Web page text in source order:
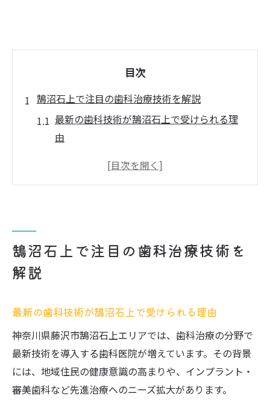
目次
鵠沼石上で注目の歯科治療技術を解説
最新の歯科技術が鵠沼石上で受けられる理
由
歯科医院選びで重視したい技術力の違い
インプラント治療を安心して任せる歯科の
ポイント
藤沢エリアで注目のインプラント対応歯科
高度インプラント歯科が実践する最新療法
とは
歯科でのインプラント相談の進め方と注意
鵠沼石上で注目の歯科治療技術を
解説
最新の歯科技術が鵠沼石上で受けられる理由
神奈川県藤沢市鵠沼石上エリアでは、歯科治療の分野で
最新技術を導入する歯科医院が増えています。その背景
には、地域住民の健康意識の高まりや、インプラント・
審美歯科など先進治療へのニーズ拡大があります。